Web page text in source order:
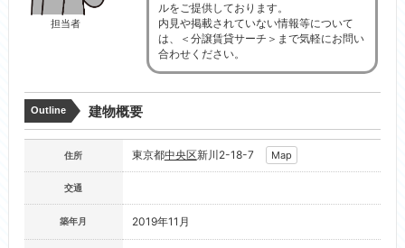
担当者
ルをご提供しております。
内見や掲載されていない情報等について
は、＜分譲賃貸サーチ＞まで気軽にお問い
合わせください。
Outline 建物概要
住所 東京都中央区新川2-18-7 Map
交通
築年月 2019年11月